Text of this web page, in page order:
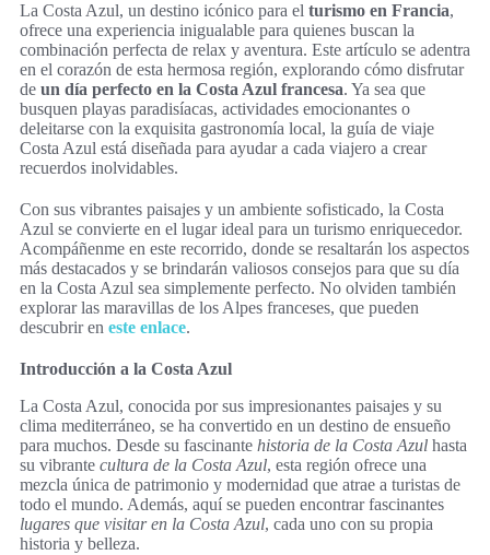
La Costa Azul, un destino icónico para el turismo en Francia,
ofrece una experiencia inigualable para quienes buscan la
combinación perfecta de relax y aventura. Este artículo se adentra
en el corazón de esta hermosa región, explorando cómo disfrutar
de un día perfecto en la Costa Azul francesa. Ya sea que
busquen playas paradisíacas, actividades emocionantes o
deleitarse con la exquisita gastronomía local, la guía de viaje
Costa Azul está diseñada para ayudar a cada viajero a crear
recuerdos inolvidables.
Con sus vibrantes paisajes y un ambiente sofisticado, la Costa
Azul se convierte en el lugar ideal para un turismo enriquecedor.
Acompáñenme en este recorrido, donde se resaltarán los aspectos
más destacados y se brindarán valiosos consejos para que su día
en la Costa Azul sea simplemente perfecto. No olviden también
explorar las maravillas de los Alpes franceses, que pueden
descubrir en este enlace.
Introducción a la Costa Azul
La Costa Azul, conocida por sus impresionantes paisajes y su
clima mediterráneo, se ha convertido en un destino de ensueño
para muchos. Desde su fascinante historia de la Costa Azul hasta
su vibrante cultura de la Costa Azul, esta región ofrece una
mezcla única de patrimonio y modernidad que atrae a turistas de
todo el mundo. Además, aquí se pueden encontrar fascinantes
lugares que visitar en la Costa Azul, cada uno con su propia
historia y belleza.